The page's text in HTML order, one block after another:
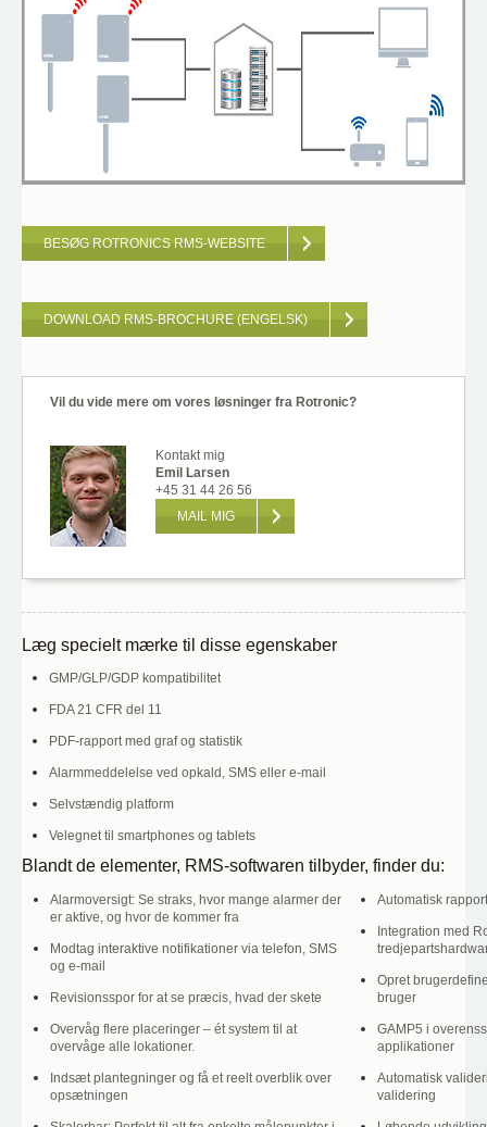
BESØG ROTRONICS RMS-WEBSITE
DOWNLOAD RMS-BROCHURE (ENGELSK)
Vil du vide mere om vores løsninger fra Rotronic?
Kontakt mig
Emil Larsen
+45 31 44 26 56
MAIL MIG
Læg specielt mærke til disse egenskaber
GMP/GLP/GDP kompatibilitet
FDA 21 CFR del 11
PDF-rapport med graf og statistik
Alarmmeddelelse ved opkald, SMS eller e-mail
Selvstændig platform
Velegnet til smartphones og tablets
Blandt de elementer, RMS-softwaren tilbyder, finder du:
Alarmoversigt: Se straks, hvor mange alarmer der
er aktive, og hvor de kommer fra
Modtag interaktive notifikationer via telefon, SMS
og e-mail
Revisionsspor for at se præcis, hvad der skete
Overvåg flere placeringer – ét system til at
overvåge alle lokationer.
Indsæt plantegninger og få et reelt overblik over
opsætningen
Automatisk
Integration med
Opret
bruger
GAMP5 i
applikationer
Automatisk
validering